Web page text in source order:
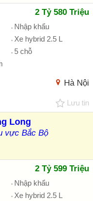
2 Tỷ 580 Triệu
Nhập khẩu
Xe hybrid 2.5 L
5 chỗ
Hà Nội
Lưu tin
Long
vực Bắc Bộ
2 Tỷ 599 Triệu
Nhập khẩu
Xe hybrid 2.5 L